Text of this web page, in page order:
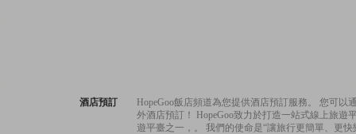
酒店預訂
HopeGoo飯店頻道為您提供酒店預訂服務。 您可
外酒店預訂！ HopeGoo致力於打造一站式線上旅
遊平臺之一，。 我們的使命是“讓旅行更簡單、更